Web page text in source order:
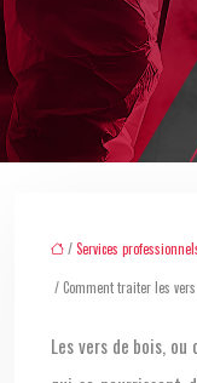
/Services
/ Comment traiter les
Les vers de bois,